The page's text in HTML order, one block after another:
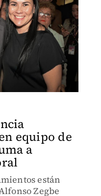
equipo de
a
están
Zegbe